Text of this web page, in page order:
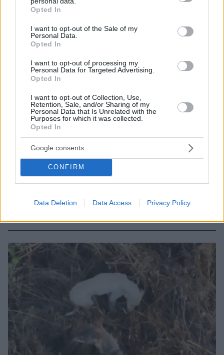
grant or deny consent to Google and its third-party tags to
use your data for below specified purposes in below Google
consent section.
Opted In
I want to opt-out of the Sale of my
Personal Data.
Opted In
I want to opt-out of processing my
Personal Data for Targeted Advertising.
Opted In
I want to opt-out of Collection, Use,
Retention, Sale, and/or Sharing of my
Personal Data that Is Unrelated with the
Purposes for which it was collected.
Opted In
Google consents
CONFIRM
Data Deletion Data Access Privacy Policy
μπορεί να είναι αντικείμενο φημών ή σεναρίων
06.08.2026, 22:24